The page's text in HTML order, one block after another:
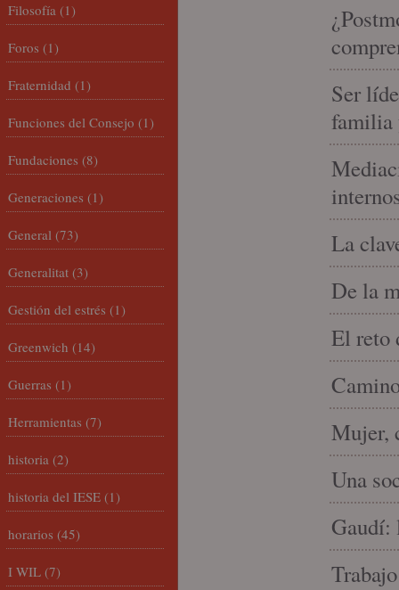
Ser
familia
La
De la
El reto
Mujer,
Una
Gaudí:
Filosofía (1)
Foros (1)
Fraternidad (1)
Funciones del Consejo (1)
Fundaciones (8)
Generaciones (1)
General (73)
Generalitat (3)
Gestión del estrés (1)
Greenwich (14)
Guerras (1)
Herramientas (7)
historia (2)
historia del IESE (1)
horarios (45)
I WIL (7)